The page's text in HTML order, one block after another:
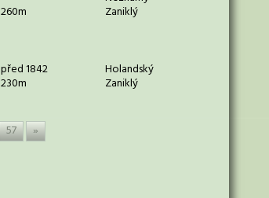
260m Zaniklý
před 1842
230m
Holandský
Zaniklý
57 »